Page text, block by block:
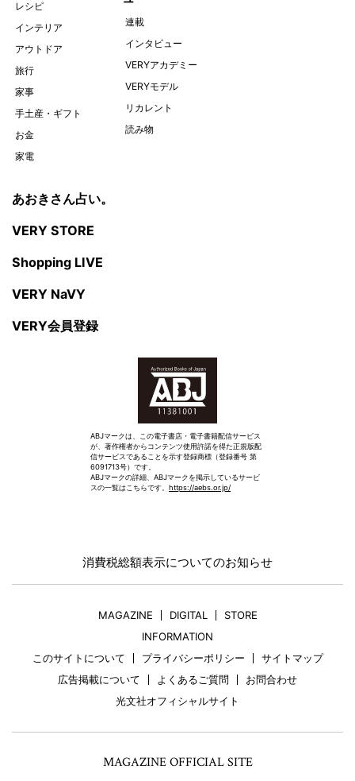
レシピ
インテリア
アウトドア
旅行
家事
手土産・ギフト
お金
家電
連載
インタビュー
VERYアカデミー
VERYモデル
リカレント
読み物
あおきさん占い。
VERY STORE
Shopping LIVE
VERY NaVY
VERY会員登録
ABJマークは、この電子書店・電子書籍配信サービス
が、著作権者からコンテンツ使用許諾を得た正規版配
信サービスであることを示す登録商標（登録番号 第
6091713号）です。
ABJマークの詳細、ABJマークを掲示しているサービ
スの一覧はこちらです。 https://aebs.or.jp/
消費税総額表示についてのお知らせ
MAGAZINE DIGITAL
STORE
INFORMATION
このサイトについて
プライバシーポリシー
サイトマップ
広告掲載について
よくあるご質問
お問合わせ
光文社オフィシャルサイト
MAGAZINE OFFICIAL SITE